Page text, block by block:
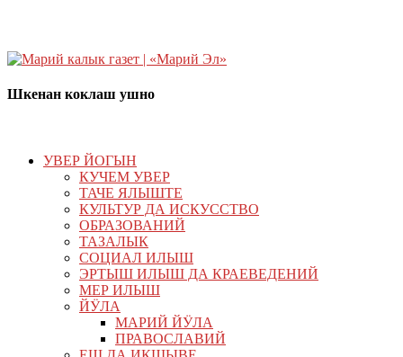
Шкенан коклаш ушно
УВЕР ЙОГЫН
КУЧЕМ УВЕР
ТАЧЕ ЯЛЫШТЕ
КУЛЬТУР ДА ИСКУССТВО
ОБРАЗОВАНИЙ
ТАЗАЛЫК
СОЦИАЛ ИЛЫШ
ЭРТЫШ ИЛЫШ ДА КРАЕВЕДЕНИЙ
МЕР ИЛЫШ
ЙӰЛА
МАРИЙ ЙӰЛА
ПРАВОСЛАВИЙ